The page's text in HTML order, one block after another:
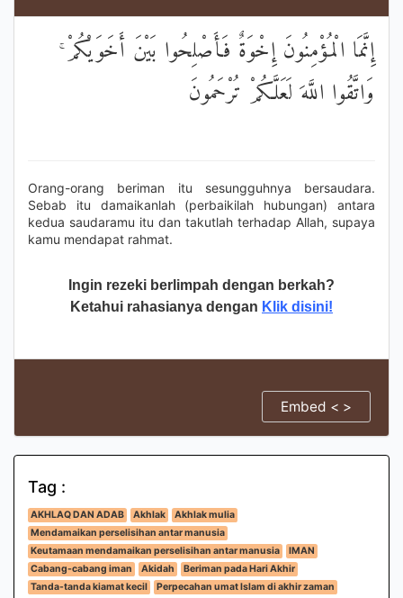
إِنَّمَا الْمُؤْمِنُونَ إِخْوَةٌ فَأَصْلِحُوا بَيْنَ أَخَوَيْكُمْ ۚ
وَاتَّقُوا اللَّهَ لَعَلَّكُمْ تُرْحَمُونَ
Orang-orang beriman itu sesungguhnya bersaudara.
Sebab itu damaikanlah (perbaikilah hubungan) antara
kedua saudaramu itu dan takutlah terhadap Allah, supaya
kamu mendapat rahmat.
Ingin rezeki berlimpah dengan berkah?
Ketahui rahasianya dengan Klik disini!
Embed < >
Tag :
AKHLAQ DAN ADAB Akhlak
Akhlak mulia
Mendamaikan perselisihan antar manusia
Keutamaan mendamaikan perselisihan antar manusia
IMAN
Cabang-cabang iman
Akidah
Beriman pada Hari Akhir
Tanda-tanda kiamat kecil
Perpecahan umat Islam di akhir zaman